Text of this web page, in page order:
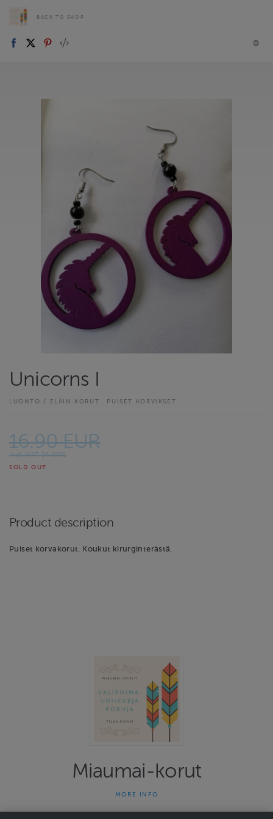
BACK TO SHOP
Unicorns I
LUONTO / ELÄIN KORUT PUISET KORVIKSET
16.90 EUR
Incl. VAT 24.00%
SOLD OUT
Product description
Puiset korvakorut. Koukut kirurginterästä.
Miaumai-korut
koruja jo 13 vuotta. Kauniit ja persoonalliset korut herättävät
MORE INFO